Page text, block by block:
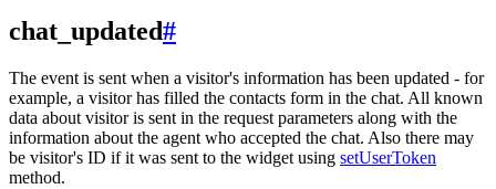
chat_updated#
The event is sent when a visitor's information has been updated - for
example, a visitor has filled the contacts form in the chat. All known
data about visitor is sent in the request parameters along with the
information about the agent who accepted the chat. Also there may
be visitor's ID if it was sent to the widget using setUserToken
method.